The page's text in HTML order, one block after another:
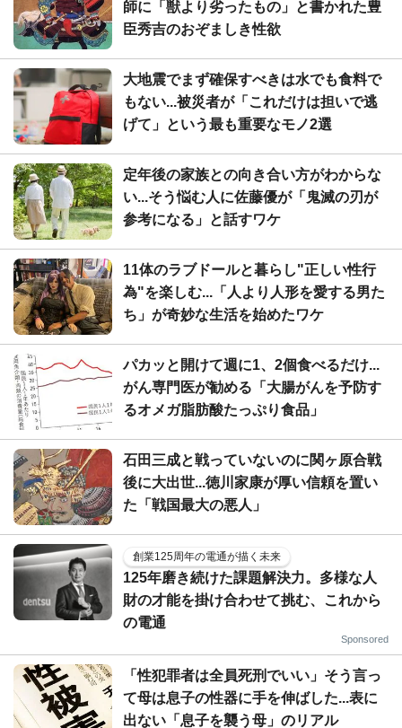
師に「獣より劣ったもの」と書かれた豊
臣秀吉のおぞましき性欲
大地震でまず確保すべきは水でも食料で
もない...被災者が「これだけは担いで逃
げて」という最も重要なモノ2選
定年後の家族との向き合い方がわからな
い...そう悩む人に佐藤優が「鬼滅の刃が
参考になる」と話すワケ
11体のラブドールと暮らし"正しい性行
為"を楽しむ...「人より人形を愛する男た
ち」が奇妙な生活を始めたワケ
パカッと開けて週に1、2個食べるだけ...
がん専門医が勧める「大腸がんを予防す
るオメガ脂肪酸たっぷり食品」
石田三成と戦っていないのに関ヶ原合戦
後に大出世...徳川家康が厚い信頼を置い
た「戦国最大の悪人」
創業125周年の電通が描く未来
125年磨き続けた課題解決力。多様な人
財の才能を掛け合わせて挑む、これから
の電通
Sponsored
「性犯罪者は全員死刑でいい」そう言っ
て母は息子の性器に手を伸ばした...表に
出ない「息子を襲う母」のリアル